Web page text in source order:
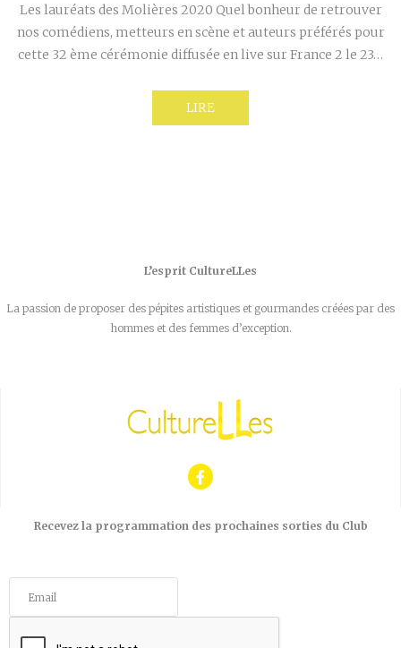
Les lauréats des Molières 2020 Quel bonheur de retrouver
nos comédiens, metteurs en scène et auteurs préférés pour
cette 32 ème cérémonie diffusée en live sur France 2 le 23…
LIRE
L’esprit CultureLLes
La passion de proposer des pépites artistiques et gourmandes créées par des
hommes et des femmes d’exception.
Recevez la programmation des prochaines sorties du Club